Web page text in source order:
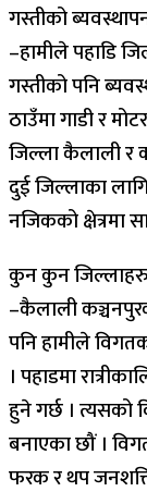
गस्तीको
–हामीले पहाडि
गस्तीको पनि
ठाउँमा गाडी र
जिल्ला कैलाली र
दुई जिल्लाका
नजिकको क्षेत्रमा
कुन कुन जिल्लाहरु
–कैलाली
पनि हामीले
। पहाडमा
हुने गर्छ । त्यसको
बनाएका छौं ।
फरक र थप